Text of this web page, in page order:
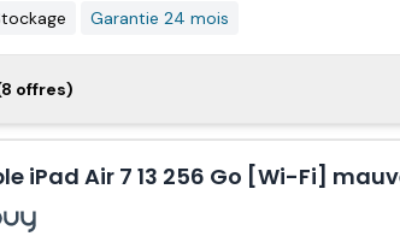
Garantie 24 mois
Apple M2 128 Go Gris sidéral Wifi
offres)
iPad Air 7 13 256 Go [Wi-Fi]